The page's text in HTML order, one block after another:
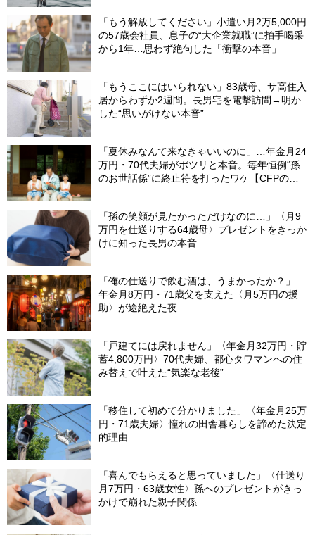
「もう解放してください」小遣い月2万5,000円
の57歳会社員、息子の“大企業就職”に拍手喝采
から1年…思わず絶句した「衝撃の本音」
「もうここにはいられない」83歳母、サ高住入
居からわずか2週間。長男宅を電撃訪問→明か
した“思いがけない本音”
「夏休みなんて来なきゃいいのに」…年金月24
万円・70代夫婦がポツリと本音。毎年恒例“孫
のお世話係”に終止符を打ったワケ【CFPの助
「孫の笑顔が見たかっただけなのに…」〈月9
万円を仕送りする64歳母〉プレゼントをきっか
けに知った長男の本音
「俺の仕送りで飲む酒は、うまかったか？」…
年金月8万円・71歳父を支えた〈月5万円の援
助〉が途絶えた夜
「戸建てには戻れません」〈年金月32万円・貯
蓄4,800万円〉70代夫婦、都心タワマンへの住
み替えで叶えた“気楽な老後”
「移住して初めて分かりました」〈年金月25万
円・71歳夫婦〉憧れの田舎暮らしを諦めた決定
的理由
「喜んでもらえると思っていました」〈仕送り
月7万円・63歳女性〉孫へのプレゼントがきっ
かけで崩れた親子関係